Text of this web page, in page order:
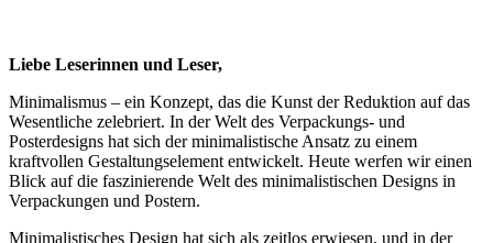
Liebe Leserinnen und Leser,
Minimalismus – ein Konzept, das die Kunst der Reduktion auf das
Wesentliche zelebriert. In der Welt des Verpackungs- und
Posterdesigns hat sich der minimalistische Ansatz zu einem
kraftvollen Gestaltungselement entwickelt. Heute werfen wir einen
Blick auf die faszinierende Welt des minimalistischen Designs in
Verpackungen und Postern.
Minimalistisches Design hat sich als zeitlos erwiesen, und in der